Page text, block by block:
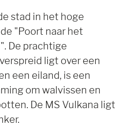
stad in het hoge
"Poort naar het
De prachtige
ligt over een
een eiland, is een
om walvissen en
De MS Vulkana ligt